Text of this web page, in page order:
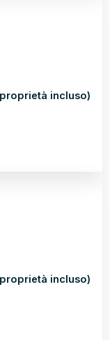
incluso)
incluso)